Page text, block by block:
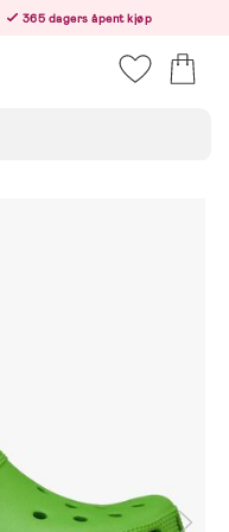
365 dagers åpent kjøp